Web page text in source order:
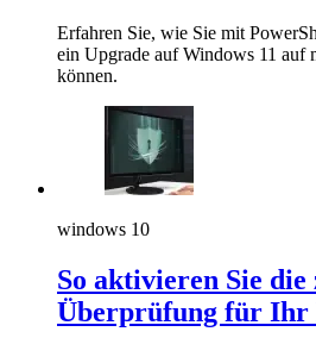
Erfahren Sie, wie Sie mit
ein Upgrade auf Windows 11 auf
können.
windows 10
So aktivieren Sie die
Überprüfung für